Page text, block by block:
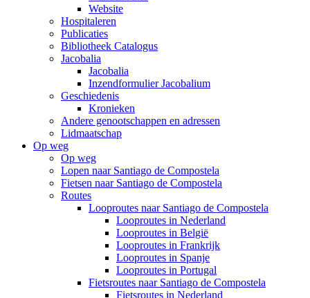
Website
Hospitaleren
Publicaties
Bibliotheek Catalogus
Jacobalia
Jacobalia
Inzendformulier Jacobalium
Geschiedenis
Kronieken
Andere genootschappen en adressen
Lidmaatschap
Op weg
Op weg
Lopen naar Santiago de Compostela
Fietsen naar Santiago de Compostela
Routes
Looproutes naar Santiago de Compostela
Looproutes in Nederland
Looproutes in België
Looproutes in Frankrijk
Looproutes in Spanje
Looproutes in Portugal
Fietsroutes naar Santiago de Compostela
Fietsroutes in Nederland